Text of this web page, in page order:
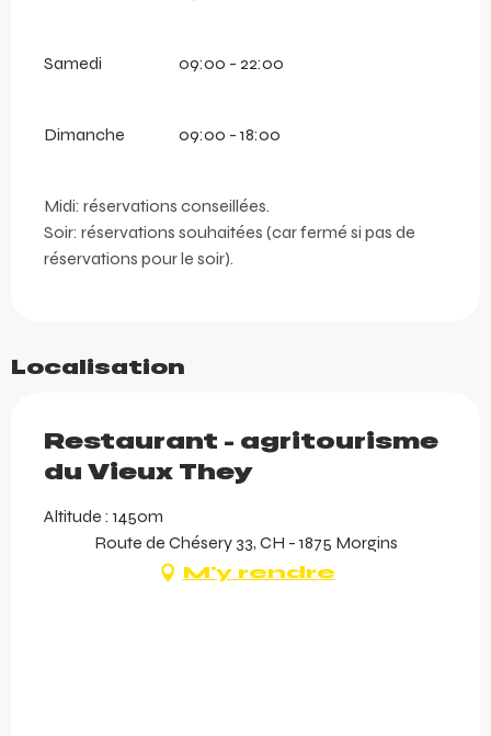
Samedi 09:00 - 22:00
Dimanche 09:00 - 18:00
Midi: réservations conseillées.
Soir: réservations souhaitées (car fermé si pas de
réservations pour le soir).
Localisation
Restaurant - agritourisme
du Vieux They
Altitude : 1450m
Route de Chésery 33, CH - 1875 Morgins
M'y rendre